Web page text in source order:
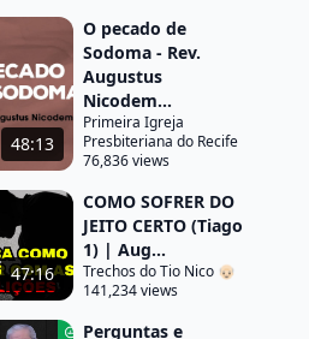
48:13
O pecado de
Sodoma - Rev.
Augustus
Nicodem...
Primeira Igreja
Presbiteriana do Recife
76,836 views
47:16
COMO SOFRER DO
JEITO CERTO (Tiago
1) | Aug...
Trechos do Tio Nico 👴🏻
141,234 views
Perguntas e